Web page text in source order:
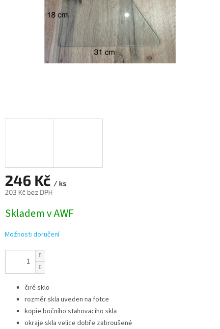
246 Kč / ks
203 Kč bez DPH
cena:
Skladem v AWF
Možnosti doručení
čiré sklo
rozměr skla uveden na fotce
kopie bočního stahovacího skla
okraje skla velice dobře zabroušené